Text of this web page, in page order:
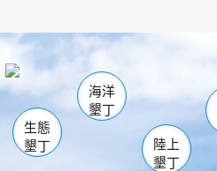
海生館
恆春
龍鑾潭自然中心
瓊麻館
關山 墾
白砂
生態
墾丁
海洋
墾丁
陸上
墾丁